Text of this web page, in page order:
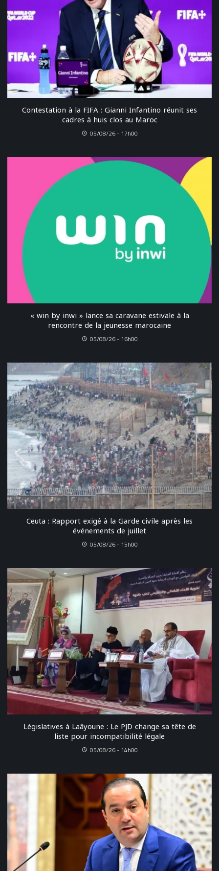
Contestation à la FIFA : Gianni Infantino réunit ses
cadres à huis clos au Maroc
05/08/26 - 17h00
« win by inwi » lance sa caravane estivale à la
rencontre de la jeunesse marocaine
05/08/26 - 16h00
Ceuta : Rapport exigé à la Garde civile après les
événements de juillet
05/08/26 - 15h00
Législatives à Laâyoune : Le PJD change sa tête de
liste pour incompatibilité légale
05/08/26 - 14h00